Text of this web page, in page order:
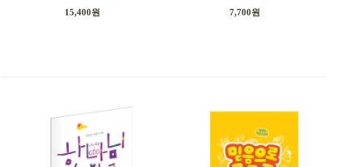
15,400원 7,700원